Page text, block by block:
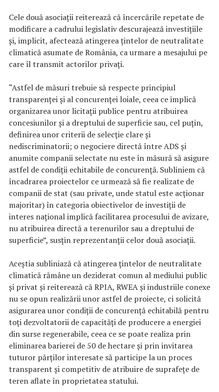
Cele două asociaţii reiterează că încercările repetate de
modificare a cadrului legislativ descurajează investiţiile
şi, implicit, afectează atingerea ţintelor de neutralitate
climatică asumate de România, ca urmare a mesajului pe
care îl transmit actorilor privaţi.
“Astfel de măsuri trebuie să respecte principiul
transparenţei şi al concurenţei loiale, ceea ce implică
organizarea unor licitaţii publice pentru atribuirea
concesiunilor şi a dreptului de superficie sau, cel puţin,
definirea unor criterii de selecţie clare şi
nediscriminatorii; o negociere directă între ADS şi
anumite companii selectate nu este în măsură să asigure
astfel de condiţii echitabile de concurenţă. Subliniem că
încadrarea proiectelor ce urmează să fie realizate de
companii de stat (sau private, unde statul este acţionar
majoritar) în categoria obiectivelor de investiţii de
interes naţional implică facilitarea procesului de avizare,
nu atribuirea directă a terenurilor sau a dreptului de
superficie”, susţin reprezentanţii celor două asociaţii.
Aceştia subliniază că atingerea ţintelor de neutralitate
climatică rămâne un deziderat comun al mediului public
şi privat şi reiterează că RPIA, RWEA şi industriile conexe
nu se opun realizării unor astfel de proiecte, ci solicită
asigurarea unor condiţii de concurenţă echitabilă pentru
toţi dezvoltatorii de capacităţi de producere a energiei
din surse regenerabile, ceea ce se poate realiza prin
eliminarea barierei de 50 de hectare şi prin invitarea
tuturor părţilor interesate să participe la un proces
transparent şi competitiv de atribuire de suprafeţe de
teren aflate în proprietatea statului.